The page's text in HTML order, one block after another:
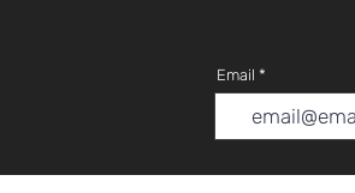
Email